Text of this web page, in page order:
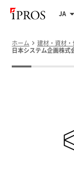
JA
ホーム
建材・資材
日本システム企画株式